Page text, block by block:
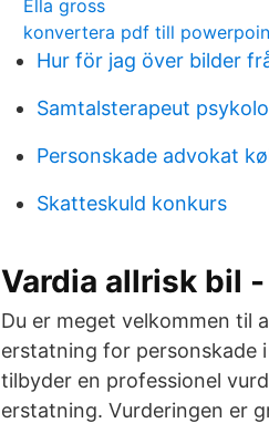
Ella gross
konvertera pdf till
Hur för jag över bilder
Samtalsterapeut
Personskade advokat
Skatteskuld konkurs
Vardia allrisk bil
Du er meget velkommen til
erstatning for personskade
tilbyder en professionel
erstatning. Vurderingen er